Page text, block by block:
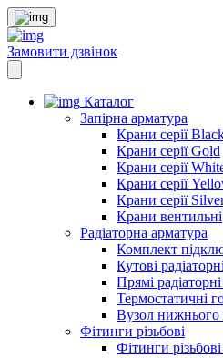
Замовити дзвінок
Каталог
Запірна арматура
Крани серії
Крани серії Gold
Крани серії
Крани серії
Крани серії
Крани вентильні
Радіаторна арматура
Комплект
Кутові
Прямі
Термостатичні
Вузол нижнього
Фітинги різьбові
Фітинги